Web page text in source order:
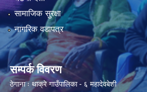
सामाजिक सुरक्षा
नागरिक वडापत्र
सम्पर्क विवरण
ठेगाना ः थाक्रे गाउँपालिका - ६ महादेवबेशी